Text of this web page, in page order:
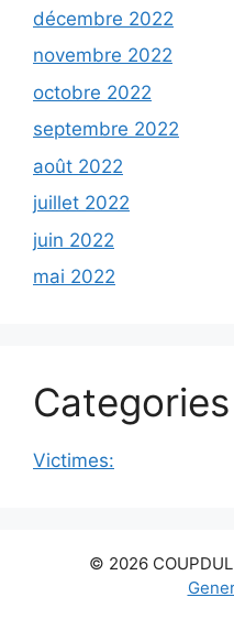
décembre 2022
novembre 2022
octobre 2022
septembre 2022
août 2022
juillet 2022
juin 2022
mai 2022
Categories
Victimes:
© 2026